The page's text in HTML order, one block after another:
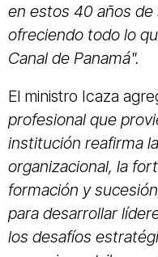
en estos 40 años
ofreciendo todo lo
Canal de Panamá".
El ministro Icaza
profesional que
institución reafirma
organizacional, la
formación y
para desarrollar
los desafíos